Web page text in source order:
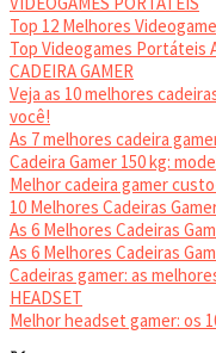
Top 12 Melhores
Top Videogames Portáteis
CADEIRA GAMER
Veja as 10 melhores
você!
As 7 melhores cadeira
Cadeira Gamer 150 kg:
Melhor cadeira gamer
10 Melhores Cadeiras
As 6 Melhores Cadeiras
As 6 Melhores Cadeiras
Cadeiras gamer: as
HEADSET
Melhor headset gamer: os